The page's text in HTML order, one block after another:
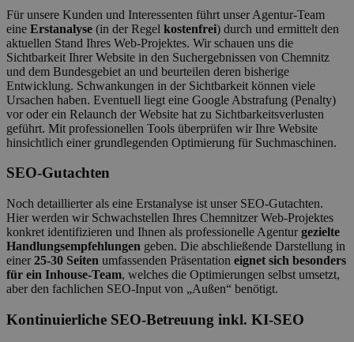
Für unsere Kunden und Interessenten führt unser Agentur-Team
eine Erstanalyse (in der Regel kostenfrei) durch und ermittelt den
aktuellen Stand Ihres Web-Projektes. Wir schauen uns die
Sichtbarkeit Ihrer Website in den Suchergebnissen von Chemnitz
und dem Bundesgebiet an und beurteilen deren bisherige
Entwicklung. Schwankungen in der Sichtbarkeit können viele
Ursachen haben. Eventuell liegt eine Google Abstrafung (Penalty)
vor oder ein Relaunch der Website hat zu Sichtbarkeitsverlusten
geführt. Mit professionellen Tools überprüfen wir Ihre Website
hinsichtlich einer grundlegenden Optimierung für Suchmaschinen.
SEO-Gutachten
Noch detaillierter als eine Erstanalyse ist unser SEO-Gutachten.
Hier werden wir Schwachstellen Ihres Chemnitzer Web-Projektes
konkret identifizieren und Ihnen als professionelle Agenturgezielte
Handlungsempfehlungen geben. Die abschließende Darstellung in
einer25-30 Seiten umfassenden Präsentation eignet sich besonders
für ein Inhouse-Team, welches die Optimierungen selbst umsetzt,
aber den fachlichen SEO-Input von „Außen“ benötigt.
Kontinuierliche SEO-Betreuung inkl. KI-SEO